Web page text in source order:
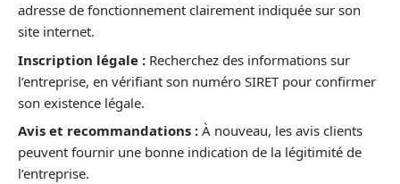
adresse de fonctionnement clairement indiquée sur son
site internet.
Inscription légale : Recherchez des informations sur
l’entreprise, en vérifiant son numéro SIRET pour confirmer
son existence légale.
Avis et recommandations : À nouveau, les avis clients
peuvent fournir une bonne indication de la légitimité de
l’entreprise.